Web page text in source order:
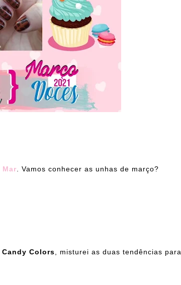
Mar . Vamos conhecer as unhas de março?
Candy Colors , misturei as duas tendências para